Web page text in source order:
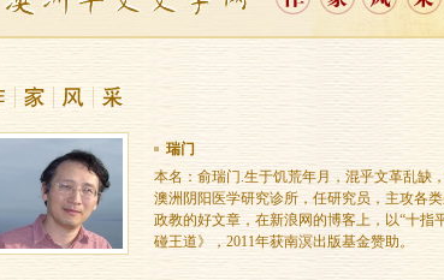
瑞门
本名：俞瑞门.生于饥荒年月，混乎文革乱缺
澳洲阴阳医学研究诊所，任研究员，主攻各
政教的好文章，在新浪网的博客上，以“十指
碰王道》，2011年获南溟出版基金赞助。